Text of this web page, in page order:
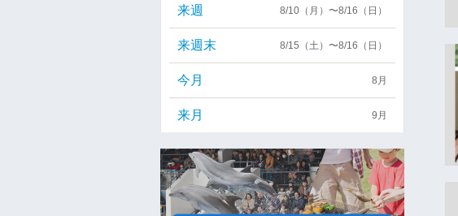
来週 8/10（月）〜8/16（日）
来週末 8/15（土）〜8/16（日）
今月 8月
来月 9月